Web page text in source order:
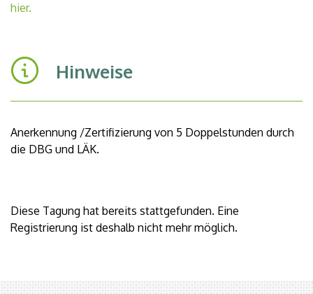
hier.
Hinweise
Anerkennung /Zertifizierung von 5 Doppelstunden durch
die DBG und LÄK.
Diese Tagung hat bereits stattgefunden. Eine
Registrierung ist deshalb nicht mehr möglich.